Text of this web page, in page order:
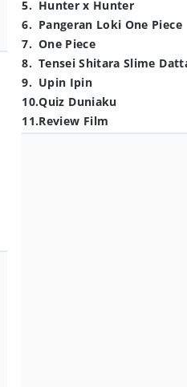
5. Hunter x Hunter
6. Pangeran Loki One Piece
7. One Piece
8. Tensei Shitara Slime
9. Upin Ipin
10.Quiz Duniaku
11.Review Film